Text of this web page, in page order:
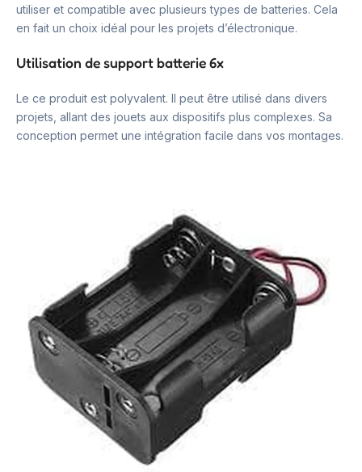
utiliser et compatible avec plusieurs types de batteries. Cela
en fait un choix idéal pour les projets d’électronique.
Utilisation de support batterie 6x
Le ce produit est polyvalent. Il peut être utilisé dans divers
projets, allant des jouets aux dispositifs plus complexes. Sa
conception permet une intégration facile dans vos montages.